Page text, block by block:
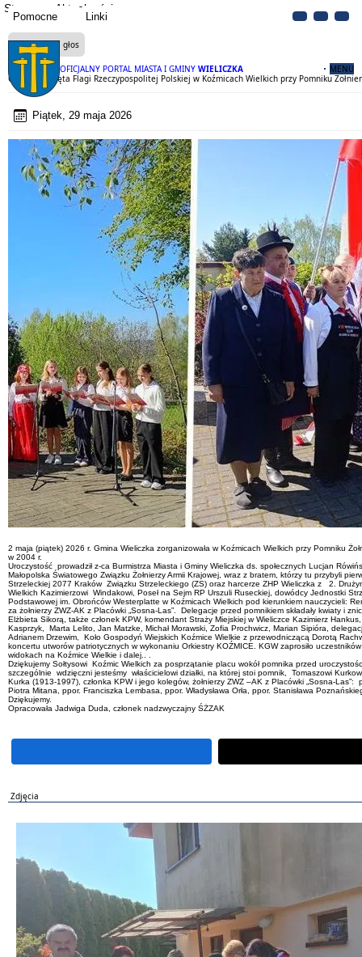
Pomocne Linki
OFICJALNY PORTAL MIASTA I GMINY WIELICZKA MENU
Strona Aktualności
Czytaj na głos
Obchody Święta Flagi Rzeczypospolitej Polskiej w Koźmicach Wielkich przy Pomniku
Piątek, 29 maja 2026
2 maja (piątek) 2026 r. Gmina Wieliczka zorganizowała w Koźmicach Wielkich przy Pomniku
w 2004 r.
Uroczystość prowadził z-ca Burmistrza Miasta i Gminy Wieliczka ds. społecznych Lucjan
Małopolska Światowego Związku Żołnierzy Armii Krajowej, wraz z bratem, którzy tu przybyli
Strzeleckiej 2077 Kraków Związku Strzeleckiego (ZS) oraz harcerze ZHP Wieliczka z 2.
Wielkich Kazimierzowi Windakowi, Poseł na Sejm RP Urszuli Ruseckiej, dowódcy Jednostki
Podstawowej im. Obrońców Westerplatte w Koźmicach Wielkich pod kierunkiem nauczycieli:
za żołnierzy ZWZ-AK z Placówki „Sosna-Las”. Delegacje przed pomnikiem składały kwiaty i
Elżbieta Sikorą, także członek KPW, komendant Straży Miejskiej w Wieliczce Kazimierz
Kasprzyk, Marta Lelito, Jan Matzke, Michał Morawski, Zofia Prochwicz, Marian Sipióra,
Adrianem Drzewim, Koło Gospodyń Wiejskich Koźmice Wielkie z przewodniczącą Dorotą
koncertu utworów patriotycznych w wykonaniu Orkiestry KOŹMICE. KGW zaprosiło
widokach na Koźmice Wielkie i dalej.. .
Dziękujemy Sołtysowi Koźmic Wielkich za posprzątanie placu wokół pomnika przed
szczególnie wdzięczni jesteśmy właścicielowi działki, na której stoi pomnik, Tomaszowi
Kurka (1913-1997), członka KPW i jego kolegów, żołnierzy ZWZ –AK z Placówki „Sosna-
Piotra Mitana, ppor. Franciszka Lembasa, ppor. Władysława Orła, ppor. Stanisława
Dziękujemy.
Opracowała Jadwiga Duda, członek nadzwyczajny ŚŻZAK
Zdjęcia